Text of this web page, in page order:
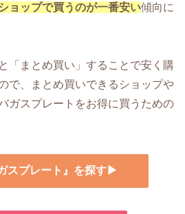
ョップで買うのが一番安い傾向に
「まとめ買い」することで安く購
で、まとめ買いできるショップや
ガスプレートをお得に買うための
スプレート』を探す▶